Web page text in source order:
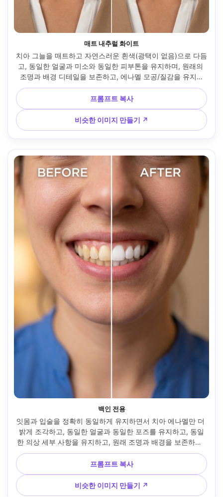
매트 내추럴 화이트
치아 그늘을 매트하고 자연스러운 흰색(광택이 없음)으로 다듬
고, 동일한 얼굴과 미소와 동일한 피부톤을 유지하며, 원래의
조명과 배경 디테일을 보존하고, 에나멜 모공/질감을 유지하
며, 입술을 변경하지 않습니다 --ar 4:5
프롬프트 복사
비슷한 이미지 만들기 ↗
백인 전용
잇몸과 입술을 정확히 동일하게 유지하면서 치아 에나멜만 더
밝게 조각하고, 동일한 얼굴과 동일한 포즈를 유지하고, 동일
한 의상 세부 사항을 유지하고, 원래 조명과 배경을 보존하고,
피부 톤이나 메이크업을 변경하지 않도록 하세요 --ar 4:5
프롬프트 복사
비슷한 이미지 만들기 ↗